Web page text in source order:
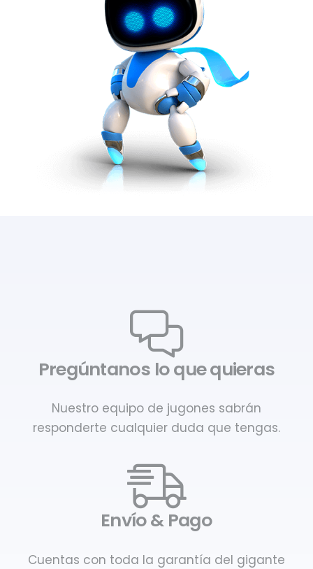
Pregúntanos lo que quieras
Nuestro equipo de jugones sabrán
responderte cualquier duda que tengas.
Envío & Pago
Cuentas con toda la garantía del gigante